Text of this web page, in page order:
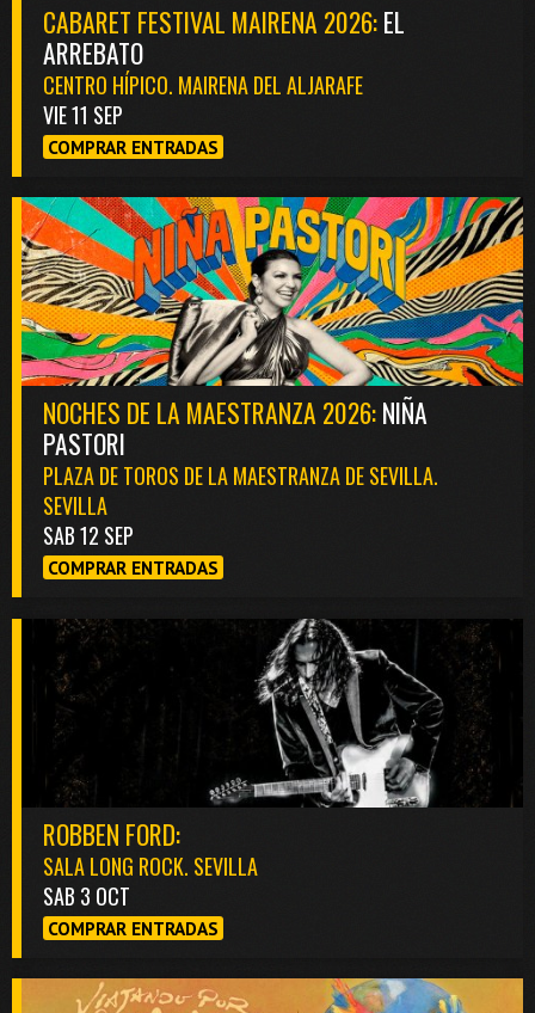
CABARET FESTIVAL MAIRENA 2026:EL
ARREBATO
CENTRO HÍPICO. MAIRENA DEL ALJARAFE
VIE 11 SEP
COMPRAR ENTRADAS
NOCHES DE LA MAESTRANZA 2026:NIÑA
PASTORI
PLAZA DE TOROS DE LA MAESTRANZA DE SEVILLA.
SEVILLA
SAB 12 SEP
COMPRAR ENTRADAS
ROBBEN FORD:
SALA LONG ROCK. SEVILLA
SAB 3 OCT
COMPRAR ENTRADAS